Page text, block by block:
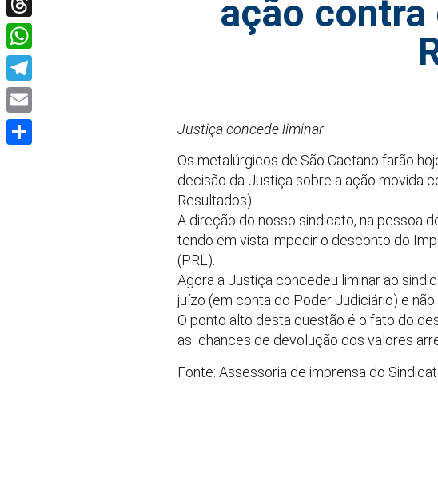
ação
Justiça concede liminar
Os metalúrgicos de São Caetano farão
decisão da Justiça sobre a ação movida
Resultados).
A direção do nosso sindicato, na pessoa
tendo em vista impedir o desconto do
(PRL).
Agora a Justiça concedeu liminar ao
juízo (em conta do Poder Judiciário) e
O ponto alto desta questão é o fato do
as chances de devolução dos valores
Fonte: Assessoria de imprensa do
Threads
WhatsApp
Telegram
Email